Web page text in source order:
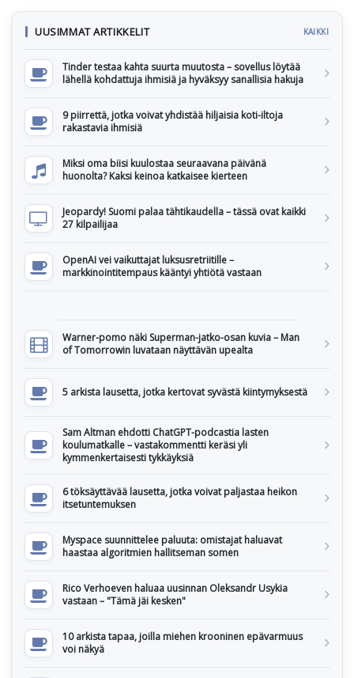
UUSIMMAT ARTIKKELIT KAIKKI
Tinder testaa kahta suurta muutosta – sovellus löytää
lähellä kohdattuja ihmisiä ja hyväksyy sanallisia hakuja
9 piirrettä, jotka voivat yhdistää hiljaisia koti-iltoja
rakastavia ihmisiä
Miksi oma biisi kuulostaa seuraavana päivänä
huonolta? Kaksi keinoa katkaisee kierteen
Jeopardy! Suomi palaa tähtikaudella – tässä ovat kaikki
27 kilpailijaa
OpenAI vei vaikuttajat luksusretriitille –
markkinointitempaus kääntyi yhtiötä vastaan
Warner-pomo näki Superman-jatko-osan kuvia – Man
of Tomorrowin luvataan näyttävän upealta
5 arkista lausetta, jotka kertovat syvästä kiintymyksestä
Sam Altman ehdotti ChatGPT-podcastia lasten
koulumatkalle – vastakommentti keräsi yli
kymmenkertaisesti tykkäyksiä
6 töksäyttävää lausetta, jotka voivat paljastaa heikon
itsetuntemuksen
Myspace suunnittelee paluuta: omistajat haluavat
haastaa algoritmien hallitseman somen
Rico Verhoeven haluaa uusinnan Oleksandr Usykia
vastaan – "Tämä jäi kesken"
10 arkista tapaa, joilla miehen krooninen epävarmuus
voi näkyä